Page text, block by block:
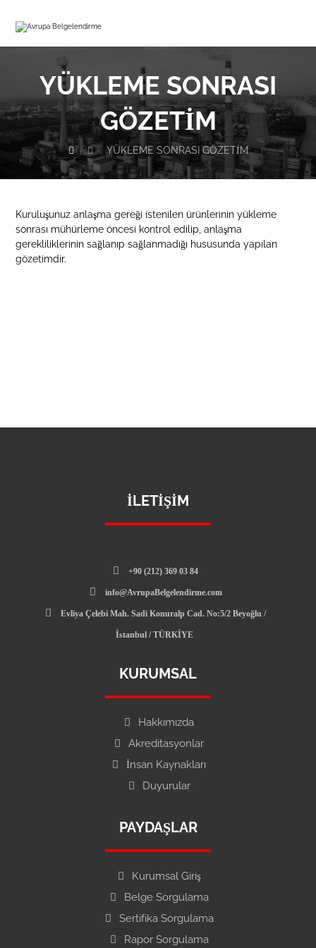
YÜKLEME SONRASI
GÖZETIM
YÜKLEME SONRASI GÖZETIM
Kuruluşunuz anlaşma gereği istenilen ürünlerinin yükleme
sonrası mühürleme öncesi kontrol edilip, anlaşma
gerekliliklerinin sağlanıp sağlanmadığı hususunda yapılan
gözetimdir.
İLETIŞIM
+90 (212) 369 03 84
info@AvrupaBelgelendirme.com
Evliya Çelebi Mah. Sadi Konuralp Cad. No:5/2 Beyoğlu /
İstanbul / TÜRKİYE
KURUMSAL
Hakkımızda
Akreditasyonlar
İnsan Kaynakları
Duyurular
PAYDAŞLAR
Kurumsal Giriş
Belge Sorgulama
Sertifika Sorgulama
Rapor Sorgulama